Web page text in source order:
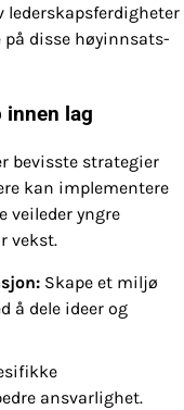
lederskapsferdigheter
disse høyinnsats-
innen lag
bevisste strategier
kan implementere
veileder yngre
vekst.
Skape et miljø
å dele ideer og
ansvarlighet.